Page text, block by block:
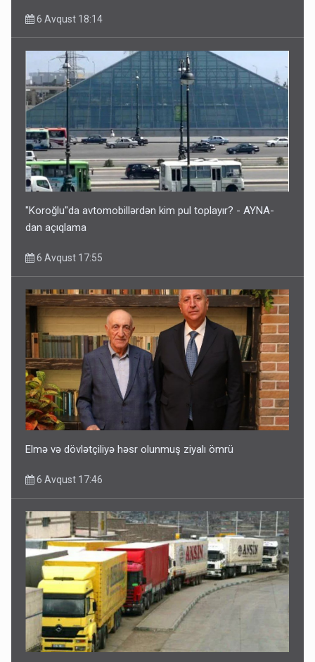
6 Avqust 18:14
"Koroğlu"da avtomobillərdən kim pul toplayır? - AYNA-
dan açıqlama
6 Avqust 17:55
Elmə və dövlətçiliyə həsr olunmuş ziyalı ömrü
6 Avqust 17:46